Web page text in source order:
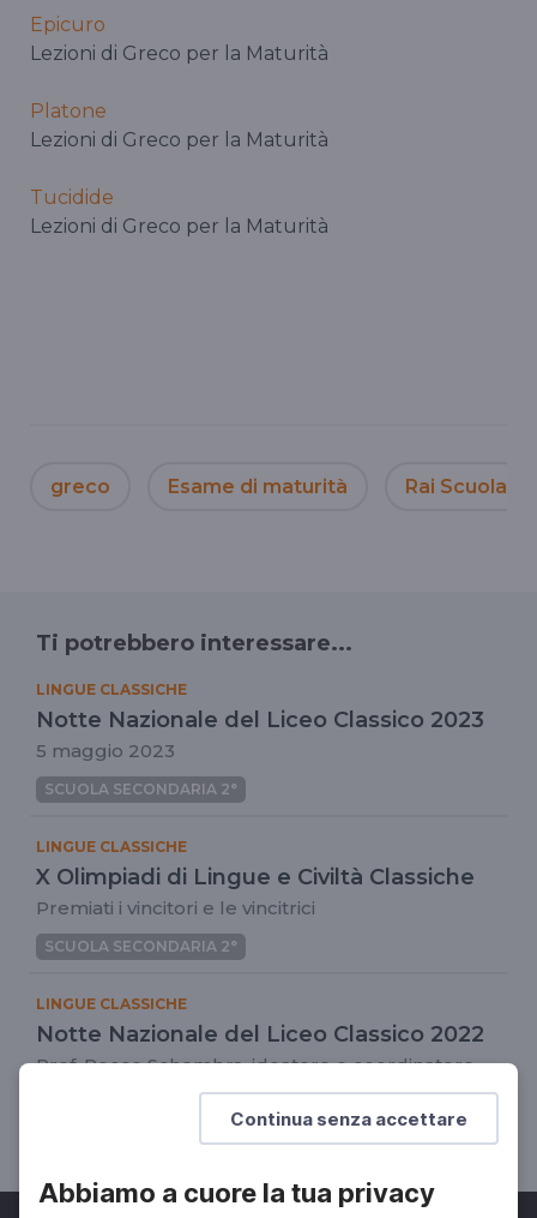
Continua senza accettare
Abbiamo a cuore la tua privacy
Epicuro
Lezioni di Greco per la Maturità
Platone
Lezioni di Greco per la Maturità
Tucidide
Lezioni di Greco per la Maturità
greco Esame di maturità Rai Scuola
Ti potrebbero interessare...
LINGUE CLASSICHE
Notte Nazionale del Liceo Classico 2023
5 maggio 2023
SCUOLA SECONDARIA 2°
LINGUE CLASSICHE
X Olimpiadi di Lingue e Civiltà Classiche
Premiati i vincitori e le vincitrici
SCUOLA SECONDARIA 2°
LINGUE CLASSICHE
Notte Nazionale del Liceo Classico 2022
Prof. Rocco Schembra, ideatore e coordinatore
SCUOLA SECONDARIA 2°